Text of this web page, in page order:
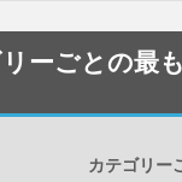
ーごとの最
カテゴリー